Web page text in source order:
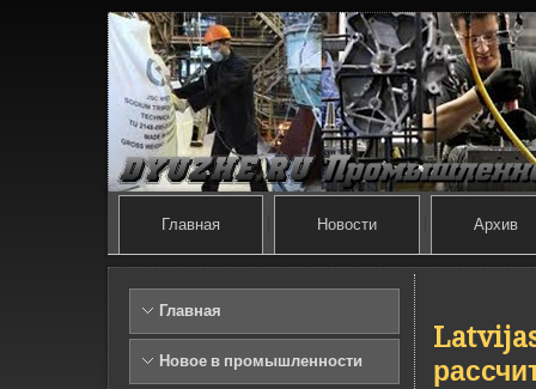
Главная Новости Архив
Главная
Новое в промышленности